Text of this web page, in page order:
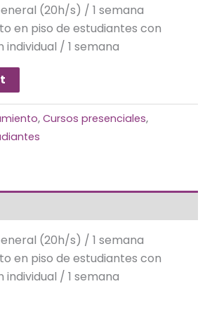
(20h/s) / 1 semana
en piso de estudiantes con
individual / 1 semana
, Cursos presenciales,
(20h/s) / 1 semana
en piso de estudiantes con
individual / 1 semana